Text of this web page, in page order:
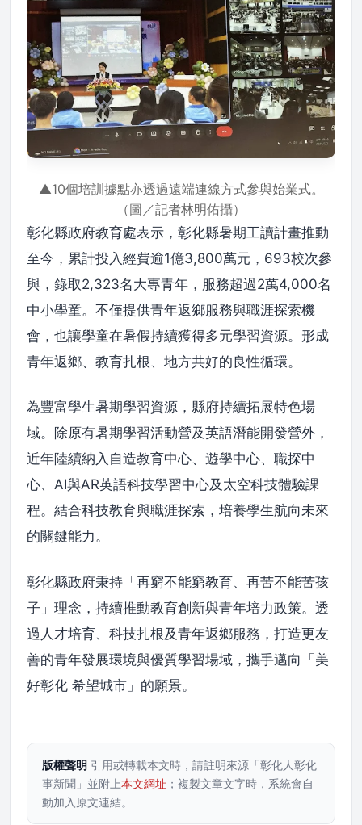
▲10個培訓據點亦透過遠端連線方式參與始業式。
（圖／記者林明佑攝）
彰化縣政府教育處表示，彰化縣暑期工讀計畫推動
至今，累計投入經費逾1億3,800萬元，693校次參
與，錄取2,323名大專青年，服務超過2萬4,000名
中小學童。不僅提供青年返鄉服務與職涯探索機
會，也讓學童在暑假持續獲得多元學習資源。形成
青年返鄉、教育扎根、地方共好的良性循環。
為豐富學生暑期學習資源，縣府持續拓展特色場
域。除原有暑期學習活動營及英語潛能開發營外，
近年陸續納入自造教育中心、遊學中心、職探中
心、AI與AR英語科技學習中心及太空科技體驗課
程。結合科技教育與職涯探索，培養學生航向未來
的關鍵能力。
彰化縣政府秉持「再窮不能窮教育、再苦不能苦孩
子」理念，持續推動教育創新與青年培力政策。透
過人才培育、科技扎根及青年返鄉服務，打造更友
善的青年發展環境與優質學習場域，攜手邁向「美
好彰化 希望城市」的願景。
版權聲明 引用或轉載本文時，請註明來源「彰化人彰化
事新聞」並附上本文網址 ；複製文章文字時，系統會自
動加入原文連結。